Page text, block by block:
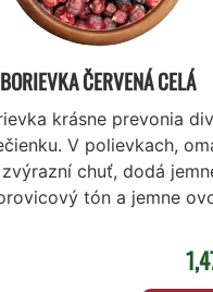
BORIEVKA ČERVENÁ CELÁ
krásne prevonia
V polievkach,
chuť, dodá
tón a jemne